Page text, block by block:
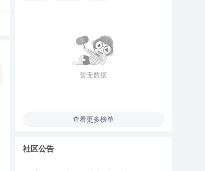
暂无数据
查看更多榜单
社区公告